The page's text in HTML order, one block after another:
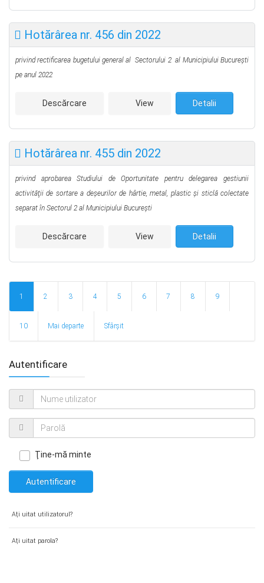
Hotărârea nr. 456 din 2022
privind rectificarea bugetului general al Sectorului 2al Municipiului Bucureşti
pe anul 2022
Descărcare View Detalii
Hotărârea nr. 455 din 2022
privind aprobarea Studiului de Oportunitate pentru delegarea gestiunii
activităţii de sortare a deşeurilor de hârtie, metal, plastic şi sticlă colectate
separat în Sectorul 2 al Municipiului Bucureşti
Descărcare View Detalii
1 2 3 4 5 6 7 8 9
10 Mai departe Sfârșit
Autentificare
Ţine-mă minte
Autentificare
Aţi uitat utilizatorul?
Aţi uitat parola?